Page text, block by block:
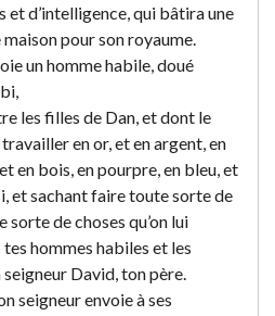
et d’intelligence, qui bâtira une
pour son royaume.
un homme habile, doué
les filles de Dan, et dont le
en or, et en argent, en
en bois, en pourpre, en bleu, et
et sachant faire toute sorte de
de choses qu’on lui
hommes habiles et les
David, ton père.
seigneur envoie à ses